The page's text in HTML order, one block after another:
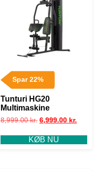
Spar 22%
Tunturi HG20
Multimaskine
8,999.00kr. 6,999.00 kr.
KØB NU